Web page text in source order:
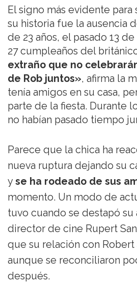
El signo más evidente para
su historia fue la ausencia
de 23 años, el pasado 13
27 cumpleaños del
extraño que no
de Rob juntos», afirma la
tenía amigos en su casa,
parte de la fiesta. Durante
no habían pasado tiempo
Parece que la chica ha
nueva ruptura dejando su
y se ha rodeado de sus
momento. Un modo de
tuvo cuando se destapó su
director de cine Rupert
que su relación con Robert
aunque se reconciliaron
después.